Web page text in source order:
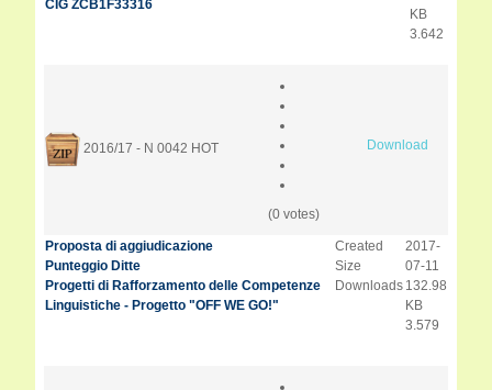
CIG ZCB1F33316
KB
3.642
2016/17 - N 0042 HOT
(0 votes)
Download
Proposta di aggiudicazione
Punteggio Ditte
Progetti di Rafforzamento delle Competenze
Linguistiche - Progetto "OFF WE GO!"
Created
Size
Downloads
2017-
07-11
132.98
KB
3.579